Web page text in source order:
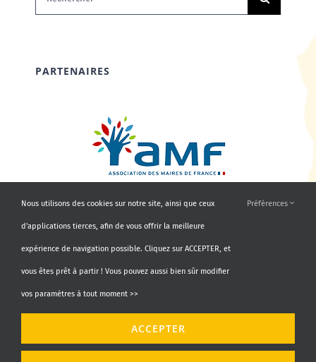
PARTENAIRES
Nous utilisons des cookies sur notre site, ainsi que ceux
d'applications tierces, afin de vous offrir la meilleure
expérience de navigation possible. Cliquez sur ACCEPTER, et
vous êtes prêt à partir ! Vous pouvez aussi bien sûr modifier
vos paramètres à tout moment >>
Préférences
ACCEPTER